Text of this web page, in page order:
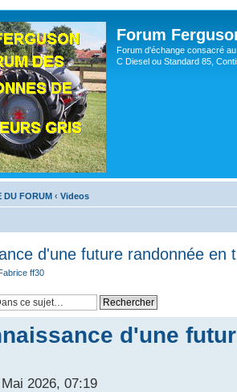
Forum
Forum d'échange consacré
C Diesel ou Standard 85,
DU FORUM ‹ Videos
d'une future randonnée en
ff30
d'une
2026, 07:19